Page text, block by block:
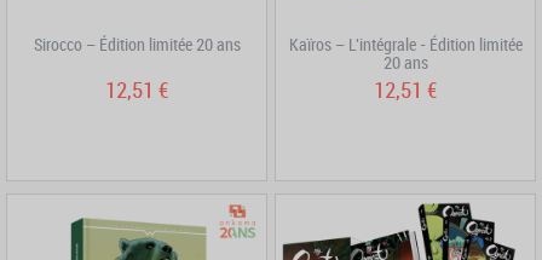
Sirocco – Édition limitée 20 ans
12,51 €
Kaïros – L'intégrale - Édition limitée
20 ans
12,51 €